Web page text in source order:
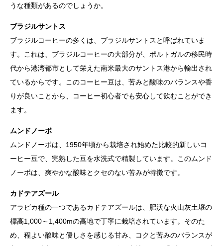
うな種類があるのでしょうか。
ブラジルサントス
ブラジルコーヒーの多くは、ブラジルサントスと呼ばれていま
す。これは、ブラジルコーヒーの大部分が、ポルトガルの移民時
代から港湾都市として栄えた南米最大のサントス港から輸出され
ているからです。このコーヒー豆は、苦みと酸味のバランスや香
りが良いことから、コーヒー初心者でも安心して飲むことができ
ます。
ムンドノーボ
ムンドノーボは、1950年頃から栽培され始めた比較的新しいコ
ーヒー豆で、完熟した豆を水洗式で精製しています。このムンド
ノーボは、爽やかな酸味とクセのない苦みが特徴です。
カドテアズール
アラビカ種の一つであるカドテアズールは、肥沃な火山灰土壌の
標高1,000～1,400mの高地で丁寧に栽培されています。そのた
め、程よい酸味と優しさを感じる甘み、コクと苦みのバランスが